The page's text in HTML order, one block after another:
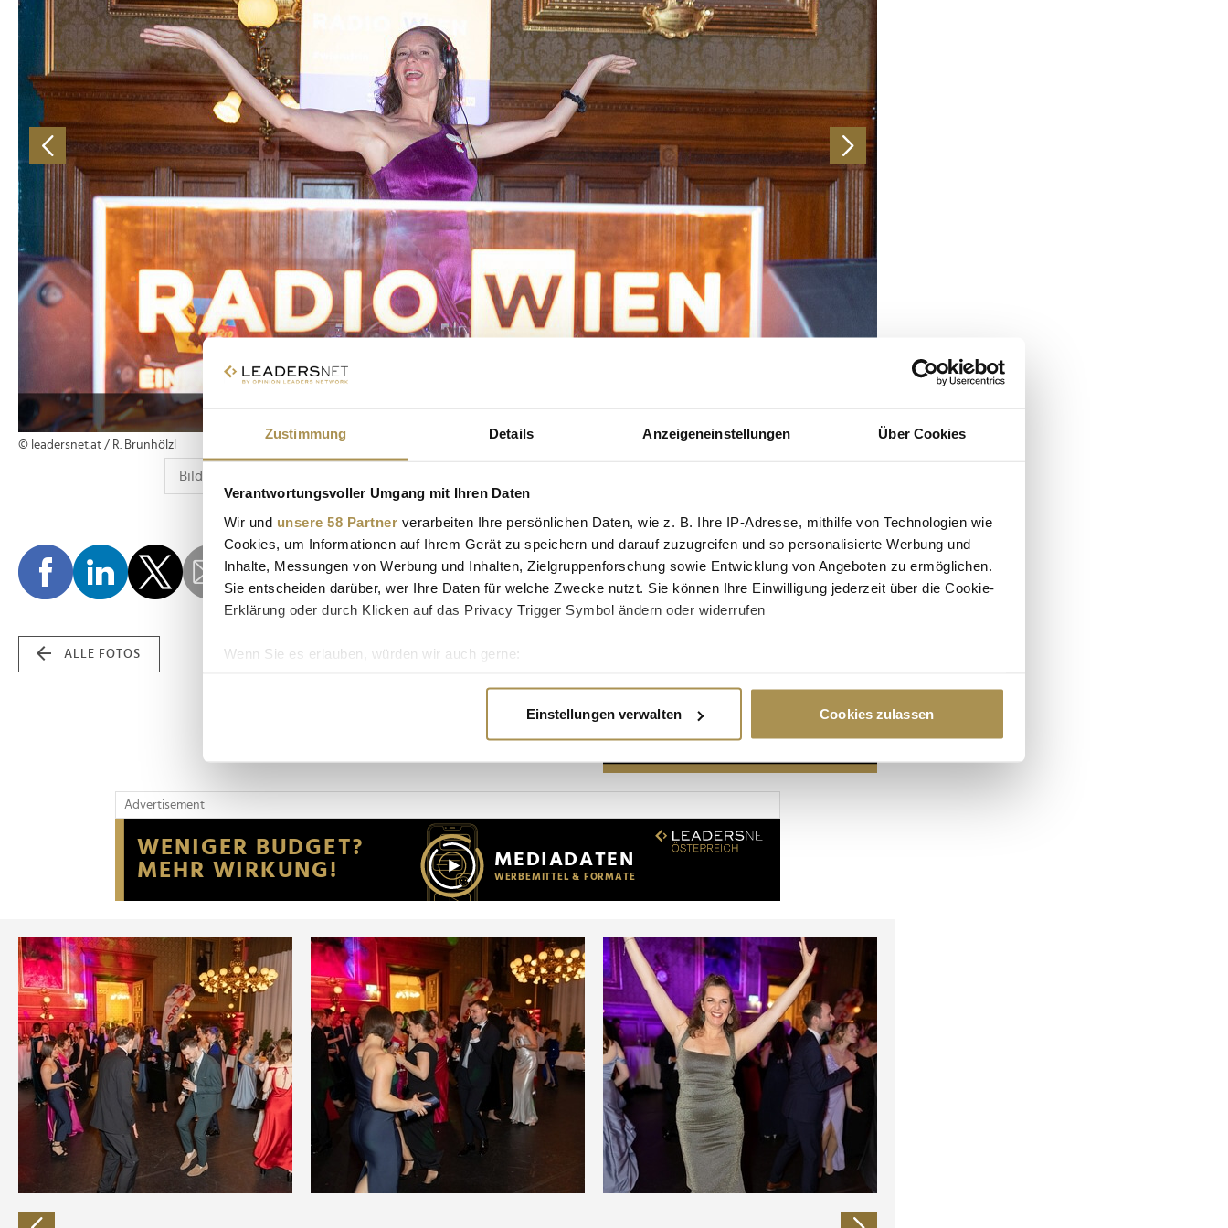
Zustimmung Details Anzeigeneinstellungen Über Cookies
Verantwortungsvoller Umgang mit Ihren Daten
Wir und unsere 58 Partner verarbeiten Ihre persönlichen Daten, wie z. B. Ihre IP-Adresse, mithilfe von Technologien wie
Cookies, um Informationen auf Ihrem Gerät zu speichern und darauf zuzugreifen und so personalisierte Werbung und
Inhalte, Messungen von Werbung und Inhalten, Zielgruppenforschung sowie Entwicklung von Angeboten zu ermöglichen.
Sie entscheiden darüber, wer Ihre Daten für welche Zwecke nutzt. Sie können Ihre Einwilligung jederzeit über die Cookie-
Erklärung oder durch Klicken auf das Privacy Trigger Symbol ändern oder widerrufen
Wenn Sie es erlauben, würden wir auch gerne:
Erfahren Sie mehr darüber, wie Ihre persönlichen Daten verarbeitet werden, und legen Sie Ihre Präferenzen im
Wir verwenden Cookies, um Inhalte und Anzeigen zu personalisieren, Funktionen für soziale Medien anbieten zu können
Website an unsere Partner für soziale Medien, Werbung und Analysen weiter. Unsere Partner führen diese Informationen
möglicherweise mit weiteren Daten zusammen, die Sie ihnen bereitgestellt haben oder die sie im Rahmen Ihrer Nutzung
der Dienste gesammelt haben.
Einstellungen verwalten Cookies zulassen
© leadersnet.at / R. Brunhölzl
ALLE FOTOS
Advertisement
Advertisement